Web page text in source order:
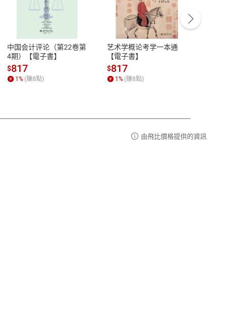
性
參
客服資訊
服務時間：週一到週五 10:00-12:00、
13:00-17:00 (國定假日及例假日休息)
客服電話：0080-1857077
中国会计评论（第22卷第
4期）【電子書】
$817
1% (賺8點)
艺术学概论考学一本通
【電子書】
$817
1% (賺8點)
由飛比價格提供的資訊